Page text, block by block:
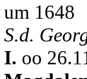
um 1648
S.d.
I. oo